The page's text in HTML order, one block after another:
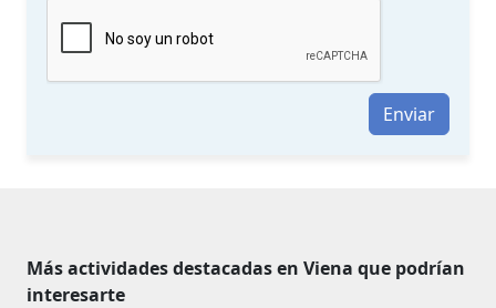
Enviar
Más actividades destacadas en Viena que podrían
interesarte